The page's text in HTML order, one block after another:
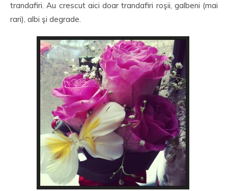
trandafiri. Au crescut aici doar trandafiri roşii, galbeni (mai
rari), albi şi degrade.